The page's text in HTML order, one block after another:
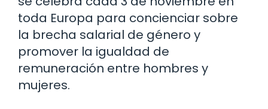
toda Europa para concienciar sobre
la brecha salarial de género y
promover la igualdad de
remuneración entre hombres y
mujeres.